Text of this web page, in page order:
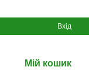
Вхід
Мій кошик